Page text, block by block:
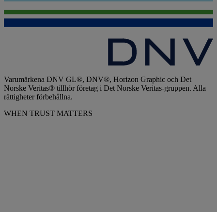
Varumärkena DNV GL®, DNV®, Horizon Graphic och Det
Norske Veritas® tillhör företag i Det Norske Veritas-gruppen. Alla
rättigheter förbehållna.
WHEN TRUST MATTERS